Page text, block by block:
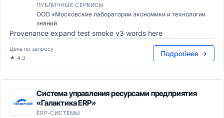
ПУБЛИЧНЫЕ СЕРВИСЫ
ООО «Московские лаборатории экономики и технологии
знаний
Provenance expand test smoke v3 words here
Цена по запросу
★ 4.3
Подробнее →
Система управления ресурсами предприятия
«Галактика ERP»
ERP-СИСТЕМЫ